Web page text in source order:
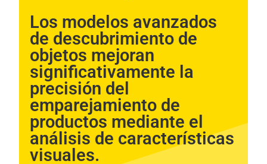
Los modelos avanzados
de descubrimiento de
objetos mejoran
significativamente la
precisión del
emparejamiento de
productos mediante el
análisis de características
visuales.​​
Experience
In order for
our website
possible
during your
visit. If you
refuse these
cookies,